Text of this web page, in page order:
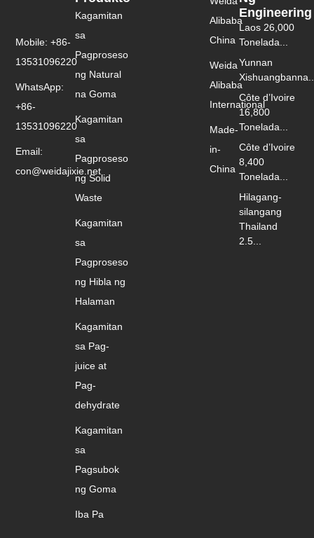
Alibaba
China
Weida
Alibaba
International
Made-
in-
China
Kagamitan
sa
Pagproseso
ng Natural
na Goma
Kagamitan
sa
Pagproseso
ng Solid
Waste
Kagamitan
sa
Pagproseso
ng Hibla ng
Halaman
Kagamitan
sa Pag-
juice at
Pag-
dehydrate
Kagamitan
sa
Pagsubok
ng Goma
Iba Pa
Engineering
Laos 26,000
Tonelada...
Yunnan
Côte d’Ivoire
16,800
Tonelada...
Côte d’Ivoire
8,400
Tonelada...
Hilagang-
silangang
Thailand
2.5...
Mobile: +86-
13531096220
WhatsApp:
+86-
13531096220
Email:
con@weidajixie.net